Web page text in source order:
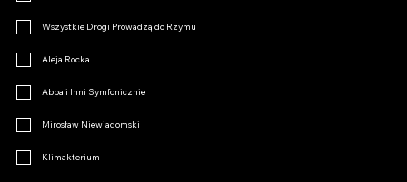
Wszystkie Drogi Prowadzą do Rzymu
Aleja Rocka
Abba i Inni Symfonicznie
Mirosław Niewiadomski
Klimakterium